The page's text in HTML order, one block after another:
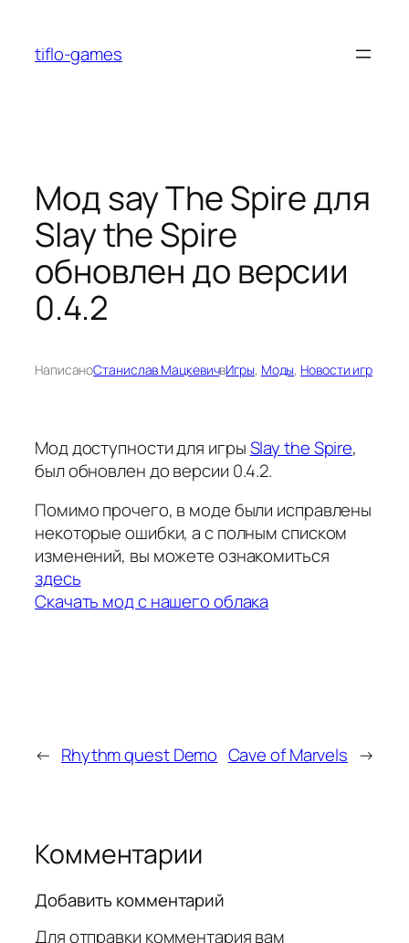
содержимому
tiflo-games
Мод say The Spire для
Slay the Spire
обновлен до версии
0.4.2
НаписаноСтанислав МацкевичвИгры, Моды, Новости игр
Мод доступности для игрыSlay the Spire,
был обновлен до версии 0.4.2.
Помимо прочего, в моде были исправлены
некоторые ошибки, а с полным списком
изменений, вы можете ознакомиться
здесь
Скачать мод с нашего облака
← Rhythm quest Demo Cave of Marvels →
Комментарии
Добавить комментарий
Для отправки комментария вам